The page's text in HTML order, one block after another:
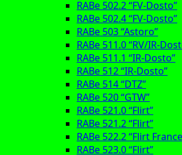
RABe 502.2 “FV-Dosto”
RABe 502.4 “FV-Dosto”
RABe 503 “Astoro”
RABe 511.0 “RV/IR-
RABe 511.1 “IR-Dosto”
RABe 512 “IR-Dosto”
RABe 514 “DTZ”
RABe 520 “GTW”
RABe 521.0 “Flirt”
RABe 521.2 “Flirt”
RABe 522.2 “Flirt
RABe 523.0 “Flirt”